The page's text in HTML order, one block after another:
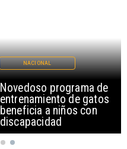
Novedoso programa de
entrenamiento de gatos
beneficia a niños con
discapacidad
NACIONAL